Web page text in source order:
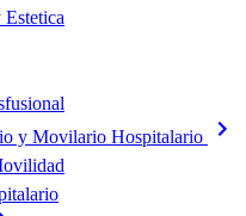
y Movilario Hospitalario